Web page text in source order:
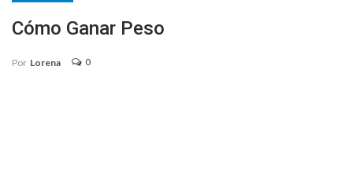
Cómo Ganar Peso
Por Lorena 0